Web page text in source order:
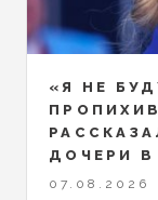
«Я НЕ
ДОЧЕРИ
07.08.2026